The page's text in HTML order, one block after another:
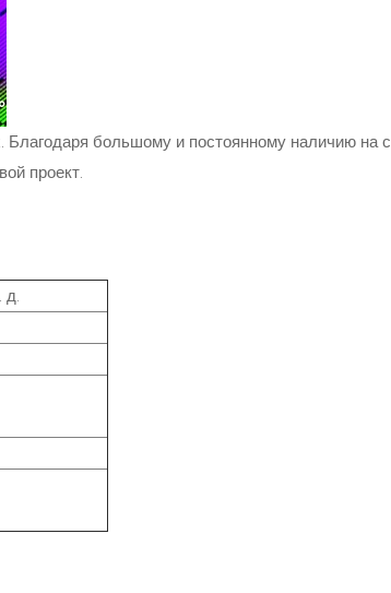
большому и постоянному наличию на
проект.
д.